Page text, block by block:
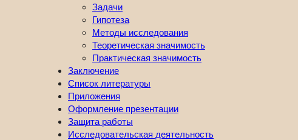
Задачи
Гипотеза
Методы исследования
Теоретическая значимость
Практическая значимость
Заключение
Список литературы
Приложения
Оформление презентации
Защита работы
Исследовательская деятельность